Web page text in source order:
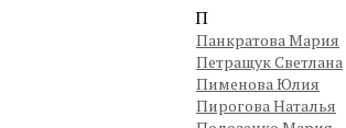
П
Панкратова Мария
Петращук Светлана
Пименова Юлия
Пирогова Наталья